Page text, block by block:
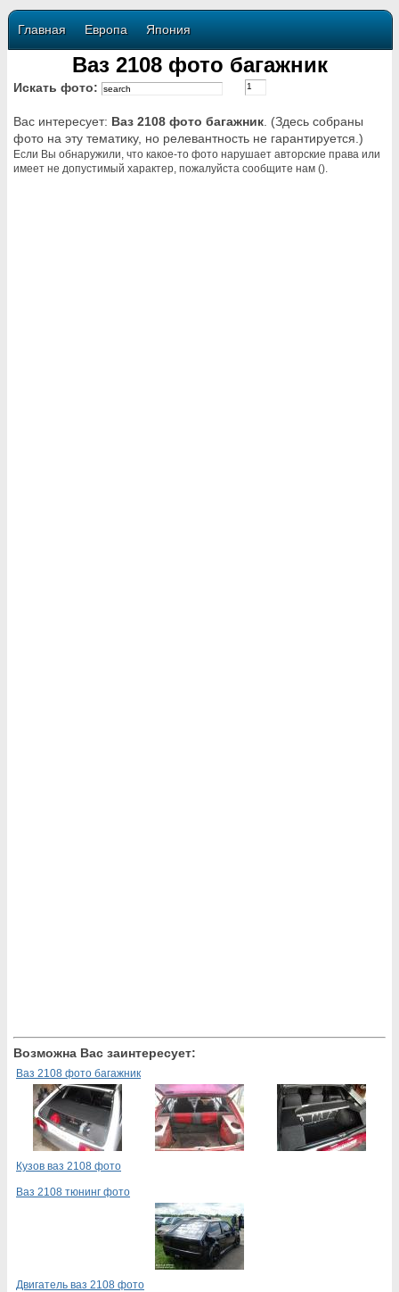
Главная Европа Япония
Ваз 2108 фото багажник
Искать фото:
Вас интересует: Ваз 2108 фото багажник . (Здесь собраны
фото на эту тематику, но релевантность не гарантируется.)
Если Вы обнаружили, что какое-то фото нарушает авторские права или
имеет не допустимый характер, пожалуйста сообщите нам ().
Возможна Вас заинтересует:
Ваз 2108 фото багажник
Кузов ваз 2108 фото
Ваз 2108 тюнинг фото
Двигатель ваз 2108 фото